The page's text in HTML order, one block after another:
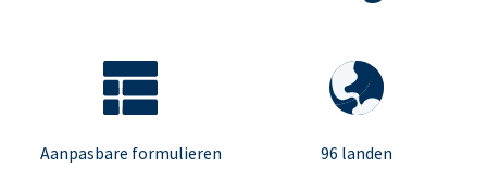
Aanpasbare formulieren 96 landen